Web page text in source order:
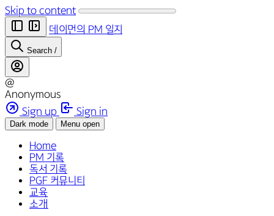
Skip to content
데이먼의 PM 일지
Search /
@
Anonymous
Sign up
Sign in
Dark mode Menu open
Home
PM 기록
독서 기록
PGF 커뮤니티
교육
소개